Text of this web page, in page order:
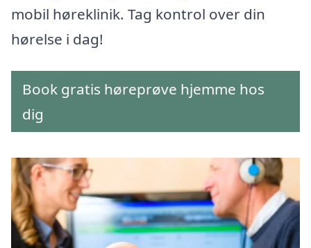
mobil høreklinik. Tag kontrol over din
hørelse i dag!
Book gratis høreprøve hjemme hos
dig